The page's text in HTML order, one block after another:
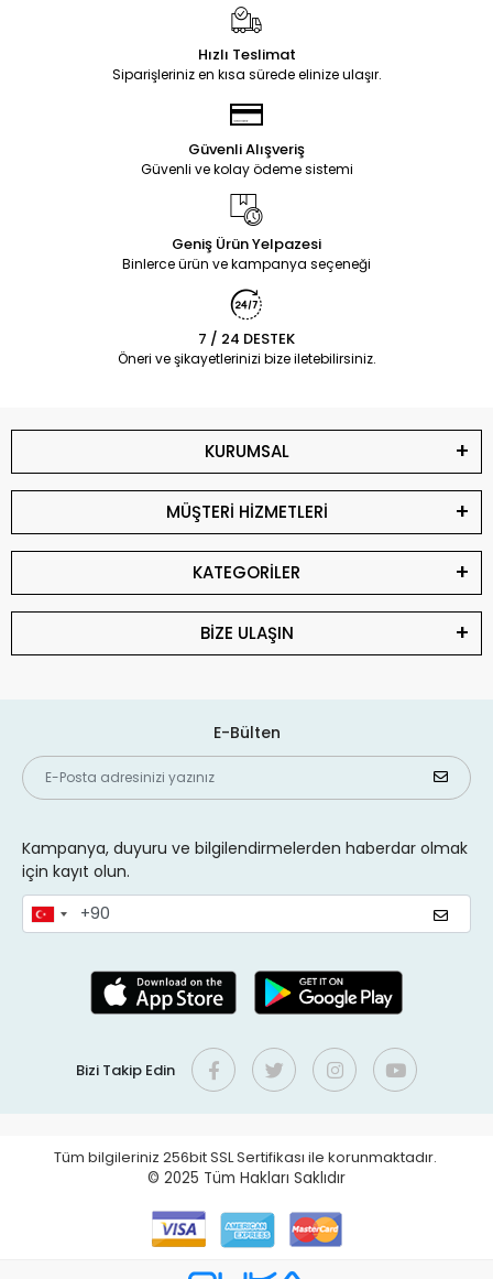
Hızlı Teslimat
Siparişleriniz en kısa sürede elinize ulaşır.
Güvenli Alışveriş
Güvenli ve kolay ödeme sistemi
Geniş Ürün Yelpazesi
Binlerce ürün ve kampanya seçeneği
7 / 24 DESTEK
Öneri ve şikayetlerinizi bize iletebilirsiniz.
KURUMSAL
MÜŞTERİ HİZMETLERİ
KATEGORİLER
BİZE ULAŞIN
E-Bülten
Kampanya, duyuru ve bilgilendirmelerden haberdar olmak
için kayıt olun.
Bizi Takip Edin
Tüm bilgileriniz 256bit SSL Sertifikası ile korunmaktadır.
© 2025 Tüm Hakları Saklıdır